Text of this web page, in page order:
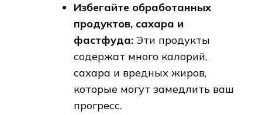
Избегайте обработанных
продуктов, сахара и
фастфуда: Эти продукты
содержат много калорий,
сахара и вредных жиров,
которые могут замедлить ваш
прогресс.